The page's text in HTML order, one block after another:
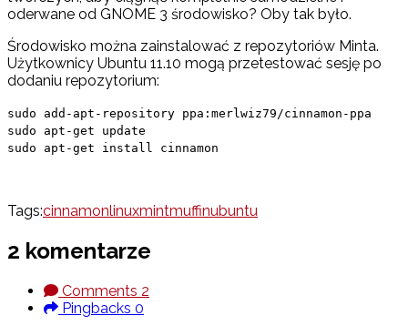
oderwane od GNOME 3 środowisko? Oby tak było.
Środowisko można zainstalować z repozytoriów Minta.
Użytkownicy Ubuntu 11.10 mogą przetestować sesję po
dodaniu repozytorium:
sudo add-apt-repository ppa:merlwiz79/cinnamon-ppa
sudo apt-get update
sudo apt-get install cinnamon
Tags:cinnamonlinuxmintmuffinubuntu
2 komentarze
Comments 2
Pingbacks 0